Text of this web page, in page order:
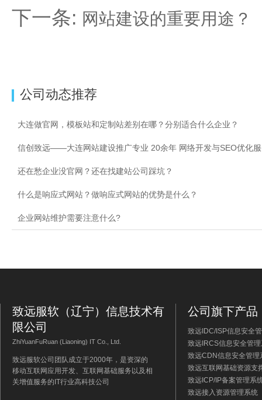
下一条: 网站建设的重要用途？
公司动态推荐
大连做官网，模板站和定制站差别在哪？分别适合什么企业？
信创致远——大连网站建设推广专业 20余年 网络开发与SEO优化
还在愁企业没官网？还在找建站公司踩坑？
什么是响应式网站？做响应式网站的优势是什么？
企业网站维护需要注意什么?
致远服软（辽宁）信息技术有
限公司
ZhiYuanFuRuan (Liaoning) IT Co., Ltd.
致远服软公司团队成立于2000年，是资深的
移动互联网应用开发、互联网基础服务以及相
关增值服务的IT行业高科技公司
公司旗下产品
致远IDC/ISP信息安全
致远IRCS信息安全管
致远CDN信息安全管理
致远互联网基础资源支
致远ICP/IP备案管理系
致远接入资源管理系统